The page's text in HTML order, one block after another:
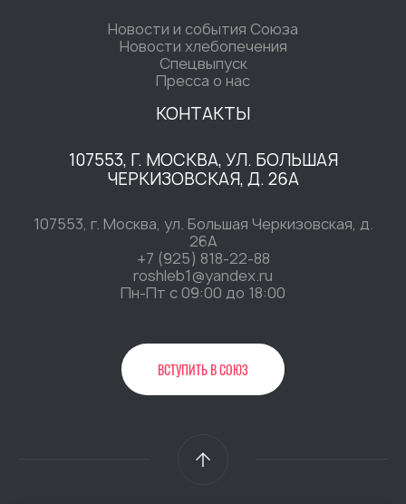
Новости и события Союза
Новости хлебопечения
Спецвыпуск
Пресса о нас
КОНТАКТЫ
107553, Г. МОСКВА, УЛ. БОЛЬШАЯ
ЧЕРКИЗОВСКАЯ, Д. 26А
107553, г. Москва, ул. Большая Черкизовская, д.
26А
+7 (925) 818-22-88
roshleb1@yandex.ru
Пн-Пт c 09:00 до 18:00
ВСТУПИТЬ В СОЮЗ